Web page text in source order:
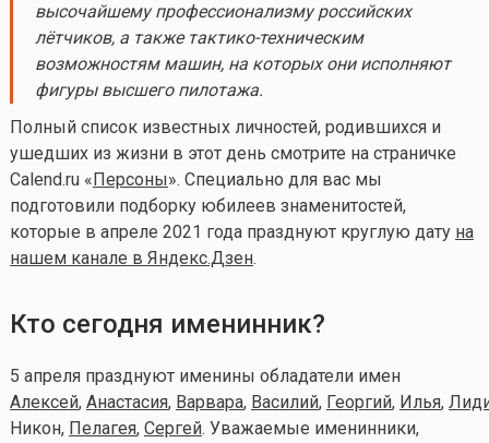
высочайшему профессионализму российских
лётчиков, а также тактико-техническим
возможностям машин, на которых они исполняют
фигуры высшего пилотажа.
Полный список известных личностей, родившихся и
ушедших из жизни в этот день смотрите на страничке
Calend.ru «Персоны». Специально для вас мы
подготовили подборку юбилеев знаменитостей,
которые в апреле 2021 года празднуют круглую дату на
нашем канале в Яндекс.Дзен.
Кто сегодня именинник?
5 апреля празднуют именины обладатели имен
Алексей, Анастасия, Варвара, Василий, Георгий, Илья,
Никон, Пелагея, Сергей. Уважаемые именинники,